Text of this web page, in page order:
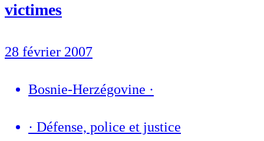
victimes
28 février 2007
Bosnie-Herzégovine ·
· Défense, police et justice